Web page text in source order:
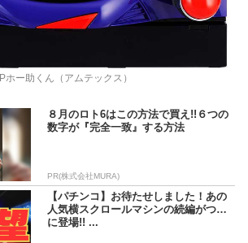
Pホー助くん（アムテックス）
８月のロト6はこの方法で買え!!６つの
数字が『完全一致』する方法
PR(株式会社MURA)
【パチンコ】お待たせしました！あの
人気横スクロールマシンの続編がつい
に登場!! ...